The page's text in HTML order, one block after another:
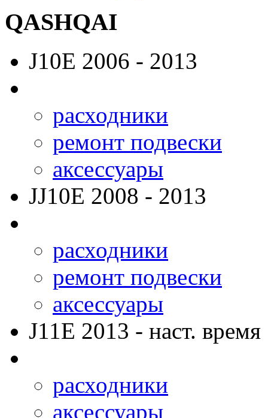
QASHQAI
J10E 2006 - 2013
расходники
ремонт подвески
аксессуары
JJ10E 2008 - 2013
расходники
ремонт подвески
аксессуары
J11E 2013 - наст. время
расходники
аксессуары